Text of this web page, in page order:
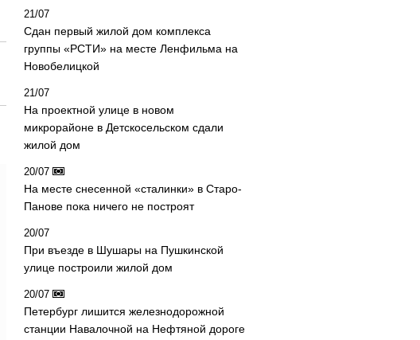
21/07
Сдан первый жилой дом комплекса
группы «РСТИ» на месте Ленфильма на
Новобелицкой
21/07
На проектной улице в новом
микрорайоне в Детскосельском сдали
жилой дом
20/07
На месте снесенной «сталинки» в Старо-
Панове пока ничего не построят
20/07
При въезде в Шушары на Пушкинской
улице построили жилой дом
20/07
Петербург лишится железнодорожной
станции Навалочной на Нефтяной дороге